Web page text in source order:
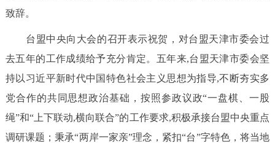
致辞。
台盟中央向大会的召开表示祝贺，对台盟天津市委会过
去五年的工作成绩给予充分肯定。五年来,台盟天津市委会坚
持以习近平新时代中国特色社会主义思想为指导,不断夯实多
党合作的共同思想政治基础，按照参政议政“一盘棋、一股
绳”和“上下联动,横向联合”的工作要求,积极承接台盟中央重点
调研课题；秉承“两岸一家亲”理念，紧扣“台”字特色，将当地